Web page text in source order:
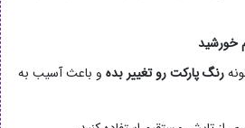
خورشید
رنگ پارکت رو تغییر بدهو باعث آسیب به